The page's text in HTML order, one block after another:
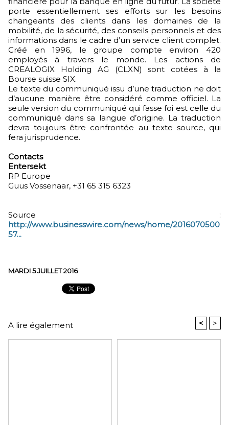
porte essentiellement ses efforts sur les besoins
changeants des clients dans les domaines de la
mobilité, de la sécurité, des conseils personnels et des
informations dans le cadre d’un service client complet.
Créé en 1996, le groupe compte environ 420
employés à travers le monde. Les actions de
CREALOGIX Holding AG (CLXN) sont cotées à la
Bourse suisse SIX.
Le texte du communiqué issu d’une traduction ne doit
d’aucune manière être considéré comme officiel. La
seule version du communiqué qui fasse foi est celle du
communiqué dans sa langue d’origine. La traduction
devra toujours être confrontée au texte source, qui
fera jurisprudence.
Contacts
Entersekt
RP Europe
Guus Vossenaar, +31 65 315 6323
Source :
http://www.businesswire.com/news/home/2016070500
57...
MARDI 5 JUILLET 2016
A lire également < >